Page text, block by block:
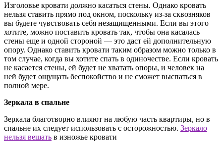
Изголовье кровати должно касаться стены. Однако кровать
нельзя ставить прямо под окном, поскольку из-за сквозняков
вы будете чувствовать себя незащищенными. Если вы этого
хотите, можно поставить кровать так, чтобы она касалась
стены еще и одной стороной — это даст ей дополнительную
опору. Однако ставить кровати таким образом можно только в
том случае, когда вы хотите спать в одиночестве. Если кровать
не касается стены, ей будет не хватать опоры, и человек на
ней будет ощущать беспокойство и не сможет выспаться в
полной мере.
Зеркала в спальне
Зеркала благотворно влияют на любую часть квартиры, но в
спальне их следует использовать с осторожностью. Зеркало
нельзя вешать в изножье кровати